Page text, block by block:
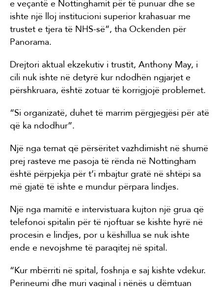
e veçantë e Nottinghamit për të punuar dhe se
ishte një lloj institucioni superior krahasuar me
trustet e tjera të NHS-së”, tha Ockenden për
Panorama.
Drejtori aktual ekzekutiv i trustit, Anthony May, i
cili nuk ishte në detyrë kur ndodhën ngjarjet e
përshkruara, është zotuar të korrigjojë problemet.
“Si organizatë, duhet të marrim përgjegjësi për atë
që ka ndodhur”.
Një nga temat që përsëritet vazhdimisht në shumë
prej rasteve me pasoja të rënda në Nottingham
është përpjekja për t’i mbajtur gratë në shtëpi sa
më gjatë të ishte e mundur përpara lindjes.
Një nga mamitë e intervistuara kujton një grua që
telefonoi spitalin për të njoftuar se kishte hyrë në
procesin e lindjes, por u këshillua se nuk ishte
ende e nevojshme të paraqitej në spital.
“Kur mbërriti në spital, foshnja e saj kishte vdekur.
Perineumi dhe muri vaginal i nënës u dëmtuan